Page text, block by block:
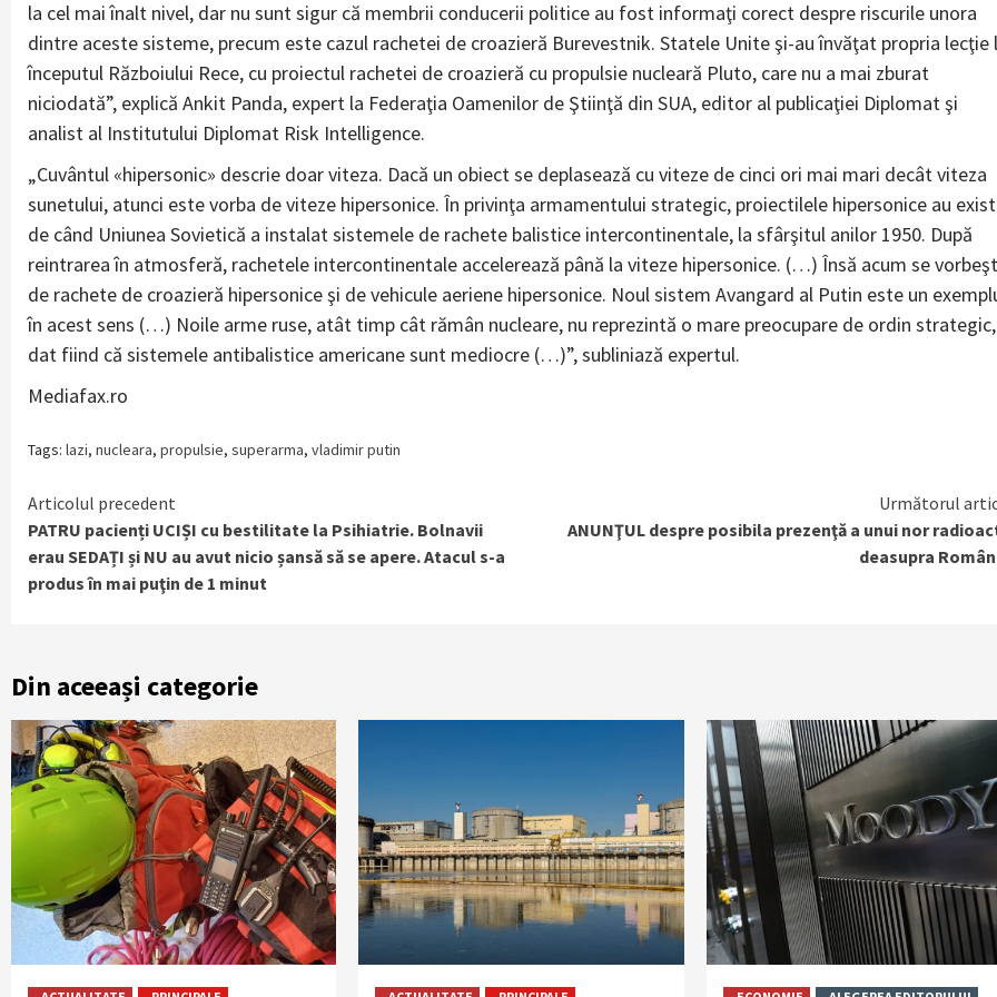
la cel mai înalt nivel, dar nu sunt sigur că membrii conducerii politice au fost informaţi corect despre riscurile unora
dintre aceste sisteme, precum este cazul rachetei de croazieră Burevestnik. Statele Unite şi-au învăţat propria lecţie
începutul Războiului Rece, cu proiectul rachetei de croazieră cu propulsie nucleară Pluto, care nu a mai zburat
niciodată”, explică Ankit Panda, expert la Federaţia Oamenilor de Ştiinţă din SUA, editor al publicaţiei Diplomat şi
analist al Institutului Diplomat Risk Intelligence.
„Cuvântul «hipersonic» descrie doar viteza. Dacă un obiect se deplasează cu viteze de cinci ori mai mari decât viteza
sunetului, atunci este vorba de viteze hipersonice. În privinţa armamentului strategic, proiectilele hipersonice au
de când Uniunea Sovietică a instalat sistemele de rachete balistice intercontinentale, la sfârşitul anilor 1950. După
reintrarea în atmosferă, rachetele intercontinentale accelerează până la viteze hipersonice. (…) Însă acum se
de rachete de croazieră hipersonice şi de vehicule aeriene hipersonice. Noul sistem Avangard al Putin este un
în acest sens (…) Noile arme ruse, atât timp cât rămân nucleare, nu reprezintă o mare preocupare de ordin strategic,
dat fiind că sistemele antibalistice americane sunt mediocre (…)”, subliniază expertul.
Mediafax.ro
Tags: lazi, nucleara, propulsie, superarma, vladimir putin
Continue
Reading
Articolul precedent
PATRU pacienți UCIȘI cu bestilitate la Psihiatrie. Bolnavii
erau SEDAȚI și NU au avut nicio șansă să se apere. Atacul s-a
produs în mai puţin de 1 minut
Următorul
ANUNŢUL despre posibila prezenţă a unui nor
deasupra
Din aceeași categorie